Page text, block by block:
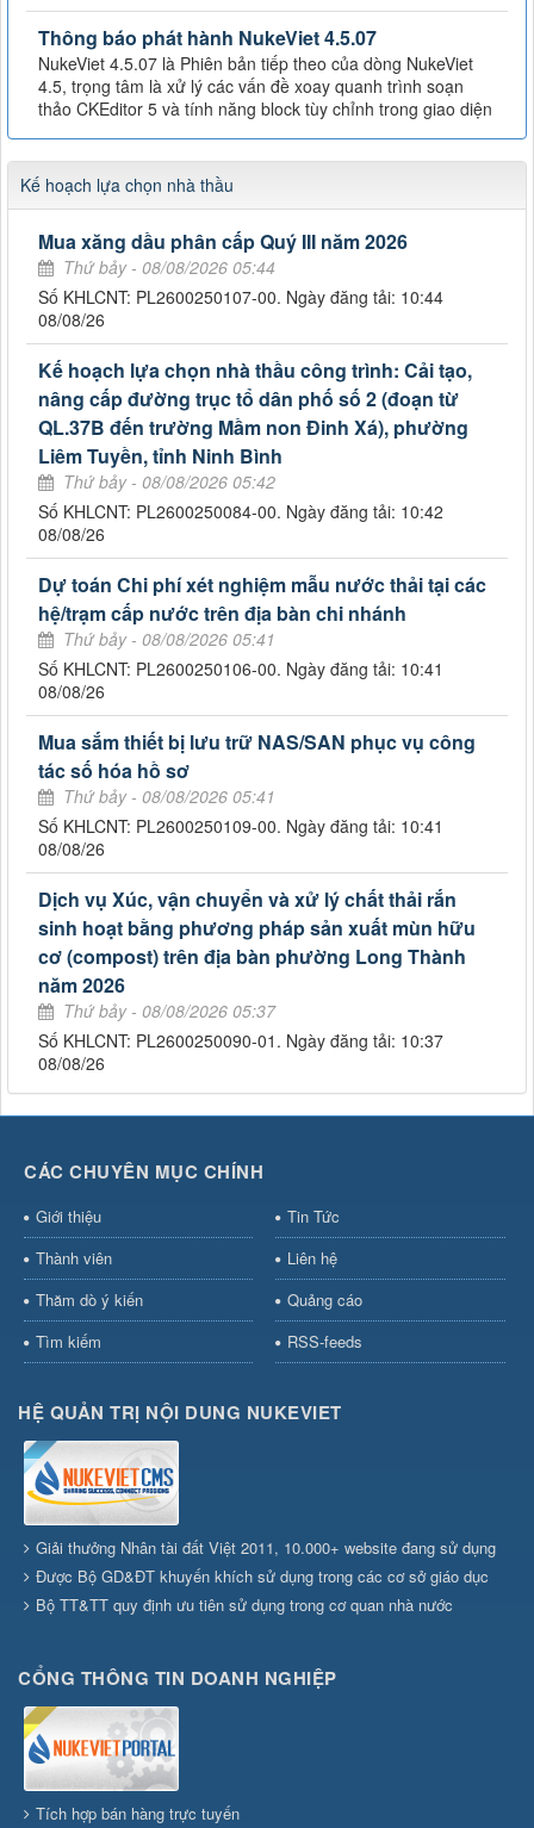
Thông báo phát hành NukeViet 4.5.07
NukeViet 4.5.07 là Phiên bản tiếp theo của dòng NukeViet
4.5, trọng tâm là xử lý các vấn đề xoay quanh trình soạn
thảo CKEditor 5 và tính năng block tùy chỉnh trong giao diện
Kế hoạch lựa chọn nhà thầu
Mua xăng dầu phân cấp Quý III năm 2026
Thứ bảy - 08/08/2026 05:44
Số KHLCNT: PL2600250107-00. Ngày đăng tải: 10:44
08/08/26
Kế hoạch lựa chọn nhà thầu công trình: Cải tạo,
nâng cấp đường trục tổ dân phố số 2 (đoạn từ
QL.37B đến trường Mầm non Đinh Xá), phường
Liêm Tuyền, tỉnh Ninh Bình
Thứ bảy - 08/08/2026 05:42
Số KHLCNT: PL2600250084-00. Ngày đăng tải: 10:42
08/08/26
Dự toán Chi phí xét nghiệm mẫu nước thải tại các
hệ/trạm cấp nước trên địa bàn chi nhánh
Thứ bảy - 08/08/2026 05:41
Số KHLCNT: PL2600250106-00. Ngày đăng tải: 10:41
08/08/26
Mua sắm thiết bị lưu trữ NAS/SAN phục vụ công
tác số hóa hồ sơ
Thứ bảy - 08/08/2026 05:41
Số KHLCNT: PL2600250109-00. Ngày đăng tải: 10:41
08/08/26
Dịch vụ Xúc, vận chuyển và xử lý chất thải rắn
sinh hoạt bằng phương pháp sản xuất mùn hữu
cơ (compost) trên địa bàn phường Long Thành
năm 2026
Thứ bảy - 08/08/2026 05:37
Số KHLCNT: PL2600250090-01. Ngày đăng tải: 10:37
08/08/26
CÁC CHUYÊN MỤC CHÍNH
Giới thiệu
Tin Tức
Thành viên
Liên hệ
Thăm dò ý kiến
Quảng cáo
Tìm kiếm
RSS-feeds
HỆ QUẢN TRỊ NỘI DUNG NUKEVIET
Giải thưởng Nhân tài đất Việt 2011, 10.000+ website đang sử dụng
Được Bộ GD&ĐT khuyến khích sử dụng trong các cơ sở giáo dục
Bộ TT&TT quy định ưu tiên sử dụng trong cơ quan nhà nước
CỔNG THÔNG TIN DOANH NGHIỆP
Tích hợp bán hàng trực tuyến